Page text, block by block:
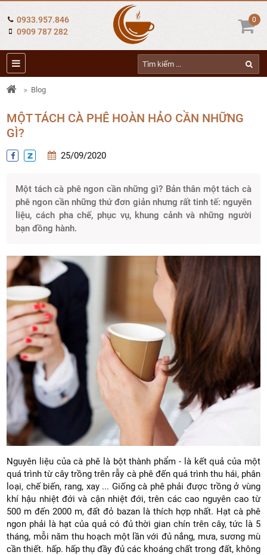
0933.957.846
0909 787 282
0
Blog
MỘT TÁCH CÀ PHÊ HOÀN HẢO CẦN NHỮNG
GÌ?
25/09/2020
Một tách cà phê ngon cần những gì? Bản thân một tách cà
phê ngon cần những thứ đơn giản nhưng rất tinh tế: nguyên
liệu, cách pha chế, phục vụ, khung cảnh và những người
bạn đồng hành.
Nguyên liệu của cà phê là bột thành phẩm - là kết quả của một
quá trình từ cây trồng trên rẫy cà phê đến quá trình thu hái, phân
loại, chế biến, rang, xay ... Giống cà phê phải được trồng ở vùng
khí hậu nhiệt đới và cận nhiệt đới, trên các cao nguyên cao từ
500 m đến 2000 m, đất đỏ bazan là thích hợp nhất. Hạt cà phê
ngon phải là hạt của quả có đủ thời gian chín trên cây, tức là 5
tháng, mỗi năm thu hoạch một lần với đủ nắng, mưa, sương mù
cần thiết. hấp. hấp thụ đầy đủ các khoáng chất trong đất, không